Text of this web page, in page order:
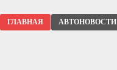
ГЛАВНАЯ АВТОНОВОСТИ